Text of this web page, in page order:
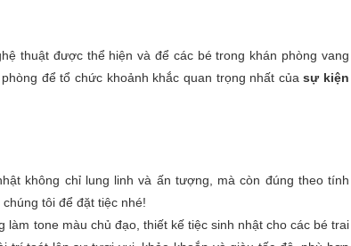
thuật được thể hiện và để các bé trong khán phòng vang
để tổ chức khoảnh khắc quan trọng nhất củasự kiện
không chỉ lung linh và ấn tượng, mà còn đúng theo tính
tôi để đặt tiệc nhé!
làm tone màu chủ đạo, thiết kế tiệc sinh nhật cho các bé trai